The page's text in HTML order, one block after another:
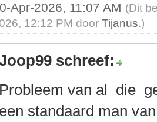
Apr-2026, 11:07 AM (Dit
12:12 PM doorTijanus.)
schreef:
Probleem van al die
een standaard man